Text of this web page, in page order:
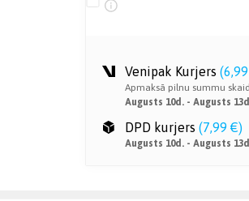
Venipak Kurjers (
Apmaksā pilnu summu
Augusts 10d. - Augusts
DPD kurjers (7,99 €)
Augusts 10d. - Augusts